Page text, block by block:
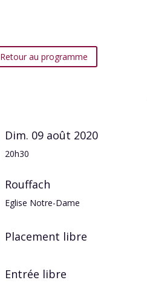
Retour au programme
Dim. 09 août 2020
20h30
Rouffach
Eglise Notre-Dame
Placement libre
Entrée libre